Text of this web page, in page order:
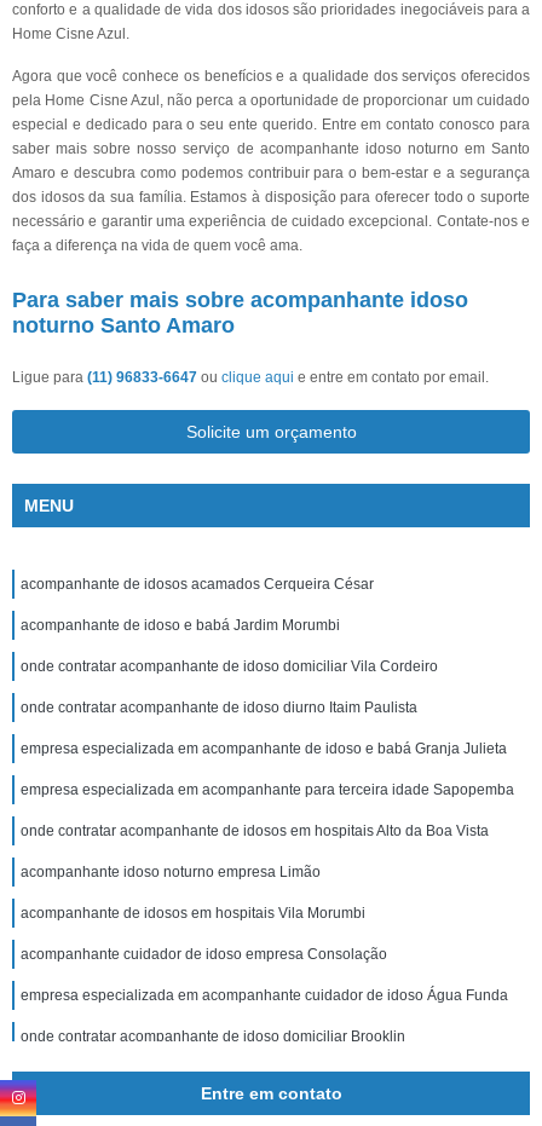
conforto e a qualidade de vida dos idosos são prioridades inegociáveis para a
Home Cisne Azul.
Agora que você conhece os benefícios e a qualidade dos serviços oferecidos
pela Home Cisne Azul, não perca a oportunidade de proporcionar um cuidado
especial e dedicado para o seu ente querido. Entre em contato conosco para
saber mais sobre nosso serviço de acompanhante idoso noturno em Santo
Amaro e descubra como podemos contribuir para o bem-estar e a segurança
dos idosos da sua família. Estamos à disposição para oferecer todo o suporte
necessário e garantir uma experiência de cuidado excepcional. Contate-nos e
faça a diferença na vida de quem você ama.
Para saber mais sobre acompanhante idoso
noturno Santo Amaro
Ligue para (11) 96833-6647 ou clique aqui e entre em contato por email.
Solicite um orçamento
MENU
acompanhante de idosos acamados Cerqueira César
acompanhante de idoso e babá Jardim Morumbi
onde contratar acompanhante de idoso domiciliar Vila Cordeiro
onde contratar acompanhante de idoso diurno Itaim Paulista
empresa especializada em acompanhante de idoso e babá Granja Julieta
empresa especializada em acompanhante para terceira idade Sapopemba
onde contratar acompanhante de idosos em hospitais Alto da Boa Vista
acompanhante idoso noturno empresa Limão
acompanhante de idosos em hospitais Vila Morumbi
acompanhante cuidador de idoso empresa Consolação
empresa especializada em acompanhante cuidador de idoso Água Funda
onde contratar acompanhante de idoso domiciliar Brooklin
onde contratar acompanhante idoso Santa Cruz
acompanhante de idoso cama empresa Jardim Morumbi
Entre em contato